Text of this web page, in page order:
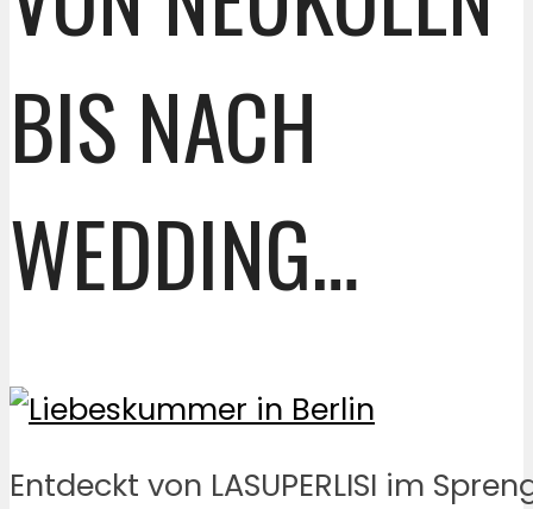
BIS NACH
WEDDING…
Entdeckt von LASUPERLISI im